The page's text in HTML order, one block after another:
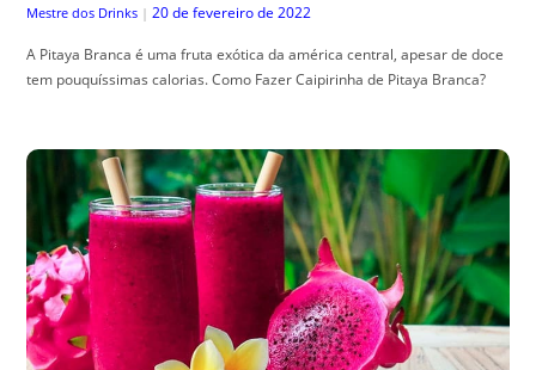
Mestre dos Drinks | 20 de fevereiro de 2022
A Pitaya Branca é uma fruta exótica da américa central, apesar de doce
tem pouquíssimas calorias. Como Fazer Caipirinha de Pitaya Branca?